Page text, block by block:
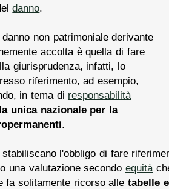
danno.
non patrimoniale derivante
accolta è quella di fare
giurisprudenza, infatti, lo
riferimento, ad esempio,
in tema di responsabilità
unica nazionale per la
.
l'obbligo di fare
una valutazione secondo equità
fa solitamente ricorso alle tabelle